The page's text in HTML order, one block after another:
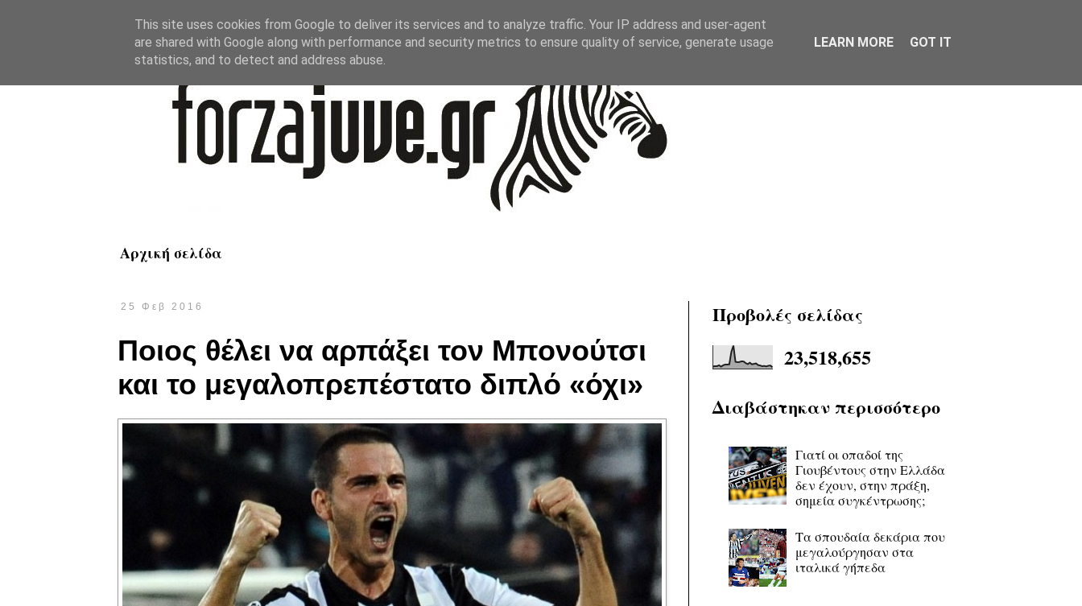
Αρχική σελίδα
25 Φεβ 2016
Ποιος θέλει να αρπάξει τον Μπονούτσι
και το μεγαλοπρεπέστατο διπλό «όχι»
Προβολές σελίδας
23,518,655
Διαβάστηκαν περισσότερο
Γιατί οι οπαδοί της
Γιουβέντους στην Ελλάδα
δεν έχουν, στην πράξη,
σημεία συγκέντρωσης;
Τα σπουδαία δεκάρια που
μεγαλούργησαν στα
ιταλικά γήπεδα
This site uses cookies from Google to deliver its services and to analyze traffic. Your IP address and user-agent
are shared with Google along with performance and security metrics to ensure quality of service, generate usage
statistics, and to detect and address abuse.
LEARN MORE GOT IT